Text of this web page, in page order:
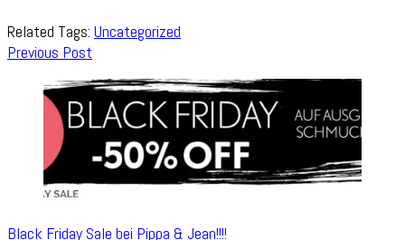
Related Tags: Uncategorized
Post
Previous Post
Black Friday Sale bei Pippa & Jean!!!!